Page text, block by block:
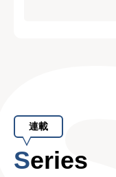
連載
Series